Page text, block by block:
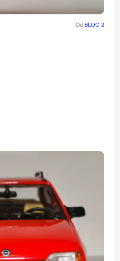
Od BLOG 2